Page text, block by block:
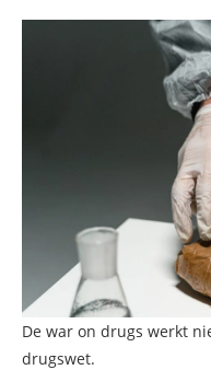
De war on drugs werkt
drugswet.